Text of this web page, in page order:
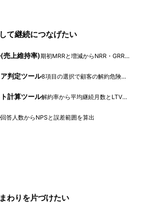
て継続につなげたい
売上維持率) 期初MRRと増減からNRR・GRRを算出
判定ツール 8項目の選択で顧客の解約危険度を点数化
計算ツール 解約率から平均継続月数とLTVの変化を試算
回答人数からNPSと誤差範囲を算出
わりを片づけたい